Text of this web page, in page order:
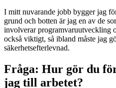
I mitt nuvarande jobb bygger jag
grund och botten är jag en av de
involverar programvaruutveckling
också viktigt, så ibland måste jag
säkerhetsefterlevnad.
Fråga: Hur gör du
jag till arbetet?